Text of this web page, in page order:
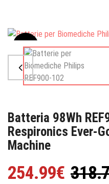
Sale
Batteria 98Wh
Respironics Ever-
Machine
254.99€